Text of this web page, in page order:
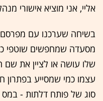
אליי, אני מוציא אישורי
בשיחה שערכנו עם מפרסם
מסעדה שמחפשים שוטפי
שלו עושה או לציין את
עצמו כמי שמסייע בפתרון
סוג של פותח דלתות - במס